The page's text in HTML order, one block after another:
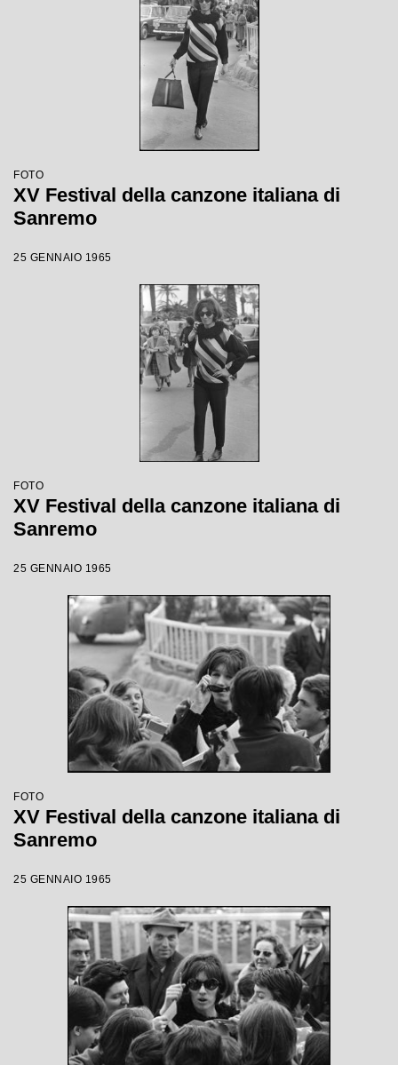
FOTO
XV Festival della canzone italiana di
Sanremo
25 GENNAIO 1965
FOTO
XV Festival della canzone italiana di
Sanremo
25 GENNAIO 1965
FOTO
XV Festival della canzone italiana di
Sanremo
25 GENNAIO 1965